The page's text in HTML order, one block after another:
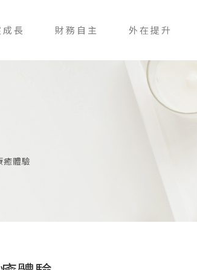
長 財務自主 外在提升
癒體驗